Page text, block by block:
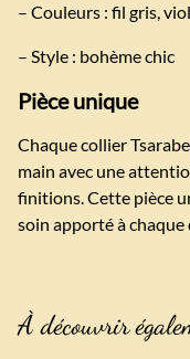
– Couleurs : fil gris,
– Style : bohème chic
Pièce unique
Chaque collier
main avec une
finitions. Cette pièce
soin apporté à chaque
À découvrir